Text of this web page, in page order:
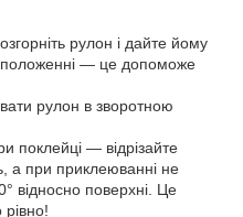
рулон і дайте йому
положенні — це допоможе
рулон в зворотною
поклейці — відрізайте
а при приклеюванні не
відносно поверхні. Це
рівно!